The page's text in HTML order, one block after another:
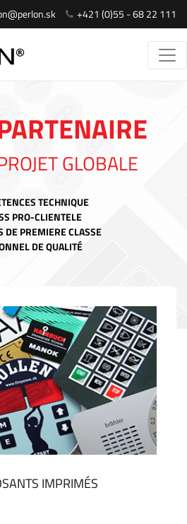
+421 (0)55 - 68 22 111
GLOBALE
TECHNIQUE
PRO-CLIENTELE
DE PREMIERE CLASSE
DE QUALITÉ
IMPRIMÉS